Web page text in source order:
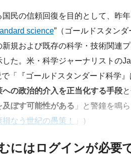
民の信頼回復を目的として、昨
science”（ゴールドスタン
規および既存の科学・技術関連
た。米・科学ジャーナリストの
「『ゴールドスタンダード科学
の政治的介入を正当化する手段
ぼす可能性がある 」と警鐘を鳴
なう世紀の愚策！ 」）
にはログインが必要